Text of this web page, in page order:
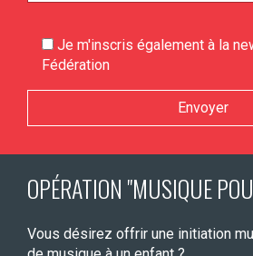
Je m'inscris également à la
Fédération
OPÉRATION "MUSIQUE
Vous désirez offrir une initiation